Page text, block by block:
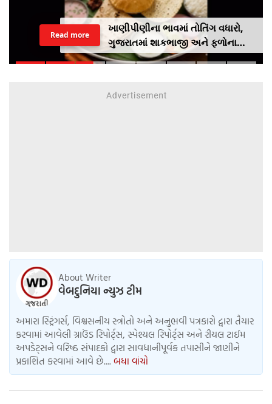
ખાણીપીણીના ભાવમાં તોતિંગ વધારો,
ગુજરાતમાં શાકભાજી અને ફળોના
વધતા ભાવથી સામાન્ય લોકો પર
Read more
About Writer
વેબદુનિયા ન્યુઝ ટીમ
અમારા સ્ટ્રિંગર્સ, વિશ્વસનીય સ્ત્રોતો અને અનુભવી પત્રકારો દ્વારા તૈયાર
કરવામાં આવેલી ગ્રાઉંડ રિપોર્ટ્સ, સ્પેશ્યલ રિપોર્ટ્સ અને રીયલ ટાઈમ
અપડેટ્સને વરિષ્ઠ સંપાદકો દ્વારા સાવધાનીપૂર્વક તપાસીને જાણીને
પ્રકાશિત કરવામાં આવે છે.... બધા વાંચો